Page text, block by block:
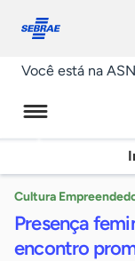
conosco
Você está na ASN
Cultura
Presença
encontro